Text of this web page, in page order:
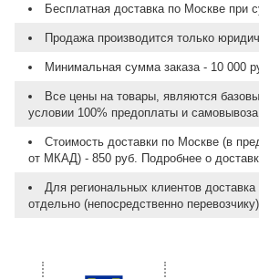
Бесплатная доставка по Москве при
Продажа производится только
Минимальная сумма заказа - 10 000
Все цены на товары, являются
условии 100% предоплаты и самовывоза
Стоимость доставки по Москве (в
от МКАД) - 850 руб. Подробнее о
Для региональных клиентов
отдельно (непосредственно перевозчику).